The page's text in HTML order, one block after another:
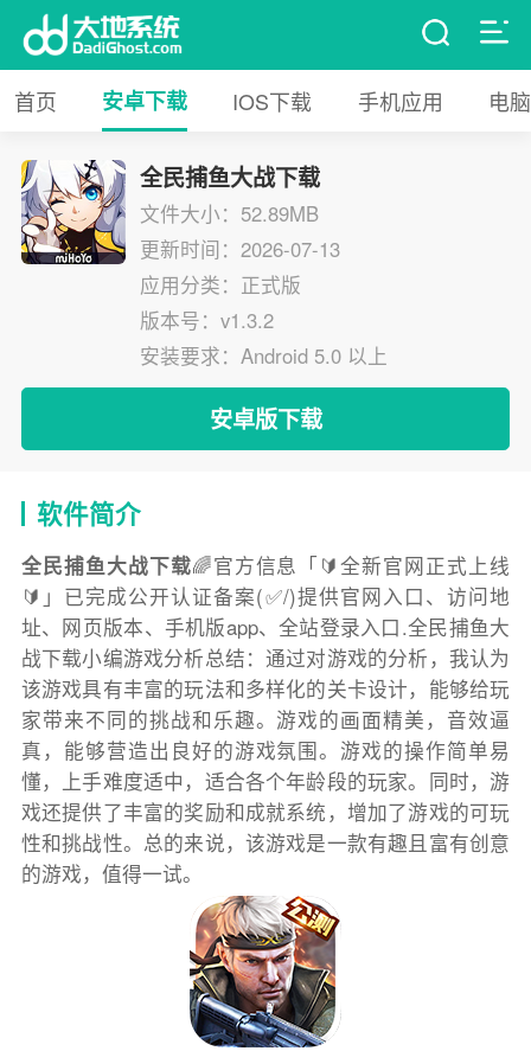
首页 安卓下载 IOS下载 手机应用 电
全民捕鱼大战下载
文件大小：52.89MB
更新时间：2026-07-13
应用分类：正式版
版本号：v1.3.2
安装要求：Android 5.0 以上
安卓版下载
软件简介
全民捕鱼大战下载🌈官方信息「🔰全新官网正式上线
🔰」已完成公开认证备案(✅/)提供官网入口、访问地
址、网页版本、手机版app、全站登录入口.全民捕鱼大
战下载小编游戏分析总结：通过对游戏的分析，我认为
该游戏具有丰富的玩法和多样化的关卡设计，能够给玩
家带来不同的挑战和乐趣。游戏的画面精美，音效逼
真，能够营造出良好的游戏氛围。游戏的操作简单易
懂，上手难度适中，适合各个年龄段的玩家。同时，游
戏还提供了丰富的奖励和成就系统，增加了游戏的可玩
性和挑战性。总的来说，该游戏是一款有趣且富有创意
的游戏，值得一试。